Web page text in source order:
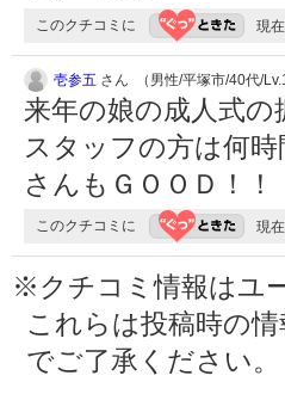
このクチコミに 現在
壱参五 さん （男性/平塚市/40代/
来年の娘の成人式
スタッフの方は何
さんもＧＯＯＤ！！
このクチコミに 現在
※クチコミ情報はユ
これらは投稿時の
でご了承ください。